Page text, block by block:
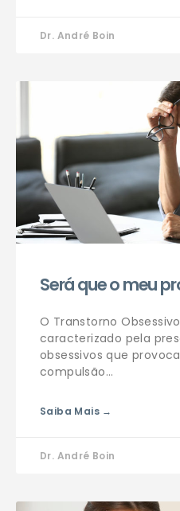
Dr. André Boin
Será que o meu
O Transtorno
caracterizado pela
obsessivos que
compulsão…
Saiba Mais →
Dr. André Boin